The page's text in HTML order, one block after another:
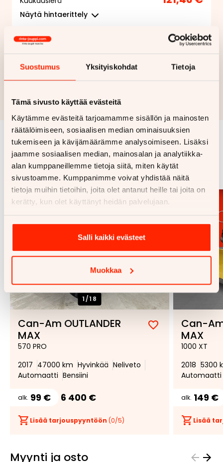
Suostumus Yksityiskohdat Tietoja
Tämä sivusto käyttää evästeitä
Käytämme evästeitä tarjoamamme sisällön ja mainosten
räätälöimiseen, sosiaalisen median ominaisuuksien
tukemiseen ja kävijämäärämme analysoimiseen. Lisäksi
jaamme sosiaalisen median, mainosalan ja analytiikka-
alan kumppaneillemme tietoja siitä, miten käytät
sivustoamme. Kumppanimme voivat yhdistää näitä
tietoja muihin tietoihin, joita olet antanut heille tai joita on
kerätty, kun olet käyttänyt heidän palvelujaan.
Salli kaikki evästeet
Muokkaa
Näytä hintaerittely
Haluan myös tarjouksen vakuutuksesta
luottopäätöksen ja kaskovakuutuksen.
Samankaltaisia ajoneuvoja
Katso kaikki
1/18
Can-Am OUTLANDER
MAX
Lisää
suosikiksi
Poista
suosikeista
570 PRO
2017 47000 km Hyvinkää Neliveto
Automaatti Bensiini
alk. 99 € 6 400 €
Lisää tarjouspyyntöön (0/5)
Can-Am
MAX
1000 XT
2018 5300
Automaatti
alk. 149 €
Lisää
Myynti ja osto